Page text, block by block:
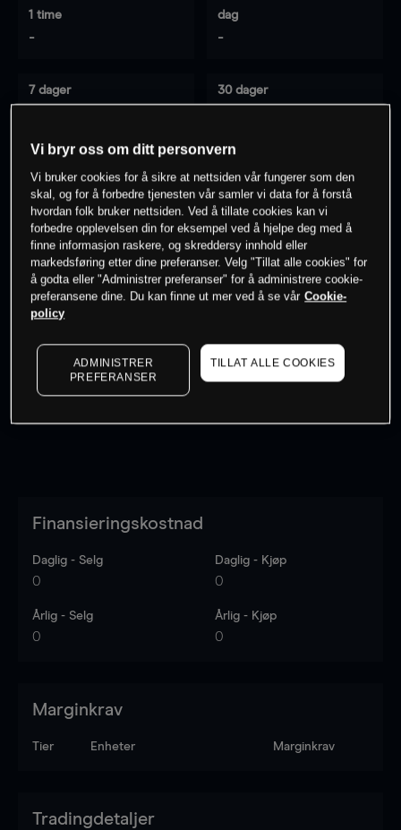
1 time
-
dag
-
7 dager 30 dager
0% av kunder erpå dette instrumentet
Søk om konto
Kursene er veiledende. to see latest market data
Finansieringskostnad
Daglig - Selg
0
Daglig - Kjøp
0
Årlig - Selg
0
Årlig - Kjøp
0
Marginkrav
Tier Enheter Marginkrav
Tradingdetaljer
Vi bryr oss om ditt personvern
Vi bruker cookies for å sikre at nettsiden vår fungerer som den
skal, og for å forbedre tjenesten vår samler vi data for å forstå
hvordan folk bruker nettsiden. Ved å tillate cookies kan vi
forbedre opplevelsen din for eksempel ved å hjelpe deg med å
finne informasjon raskere, og skreddersy innhold eller
markedsføring etter dine preferanser. Velg "Tillat alle cookies" for
å godta eller "Administrer preferanser" for å administrere cookie-
preferansene dine. Du kan finne ut mer ved å se vår Cookie-
policy
ADMINISTRER
PREFERANSER
TILLAT ALLE COOKIES